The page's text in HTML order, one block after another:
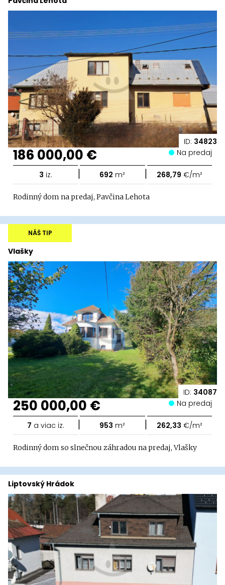
ID: 34823
186 000,00 € Na predaj
3 iz. | 692 m² | 268,79 €/m²
Rodinný dom na predaj, Pavčina Lehota
ID: 34087
Vlašky
NÁŠ TIP
250 000,00 € Na predaj
7 a viac iz. | 953 m² | 262,33 €/m²
Rodinný dom so slnečnou záhradou na predaj, Vlašky
Liptovský Hrádok